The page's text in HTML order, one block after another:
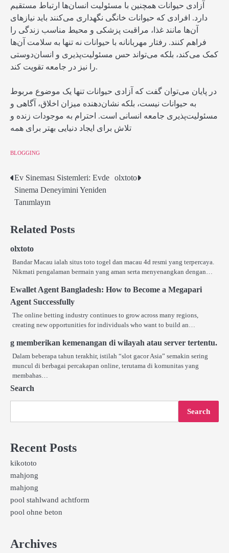
آزادی حیوانات همچنین با مسئولیت انسان‌ها ارتباط مستقیم
دارد. افرادی که حیوانات خانگی نگهداری می‌کنند باید نیازهای
آن‌ها مانند غذا، مراقبت پزشکی و محیط مناسب زندگی را
فراهم کنند. رفتار مهربانانه با حیوانات نه تنها به سلامت آن‌ها
کمک می‌کند، بلکه می‌تواند حس مسئولیت‌پذیری و انسان‌دوستی
را نیز در جامعه تقویت کند.
در پایان می‌توان گفت که آزادی حیوانات تنها یک موضوع مربوط
به حیوانات نیست، بلکه نشان‌دهنده میزان اخلاق، آگاهی و
مسئولیت‌پذیری جامعه انسانی است. احترام به موجودات زنده و
تلاش برای ایجاد دنیایی بهتر برای همه
BLOGGING
Post
navigation
Ev Sineması Sistemleri: Evde
Sinema Deneyimini Yeniden
Tanımlayın
olxtoto
Related Posts
olxtoto
Bandar Macau ialah situs toto togel dan macau 4d resmi yang terpercaya.
Nikmati pengalaman bermain yang aman serta menyenangkan dengan…
Ewallet Agent Bangladesh: How to Become a Megapari
Agent Successfully
The online betting industry continues to grow across many regions,
creating new opportunities for individuals who want to build an…
g memberikan kemenangan di wilayah atau server tertentu.
Dalam beberapa tahun terakhir, istilah “slot gacor Asia” semakin sering
muncul di berbagai percakapan online, terutama di komunitas yang
membahas…
Search
Search
Recent Posts
kikototo
mahjong
mahjong
pool stahlwand achtform
pool ohne beton
Archives